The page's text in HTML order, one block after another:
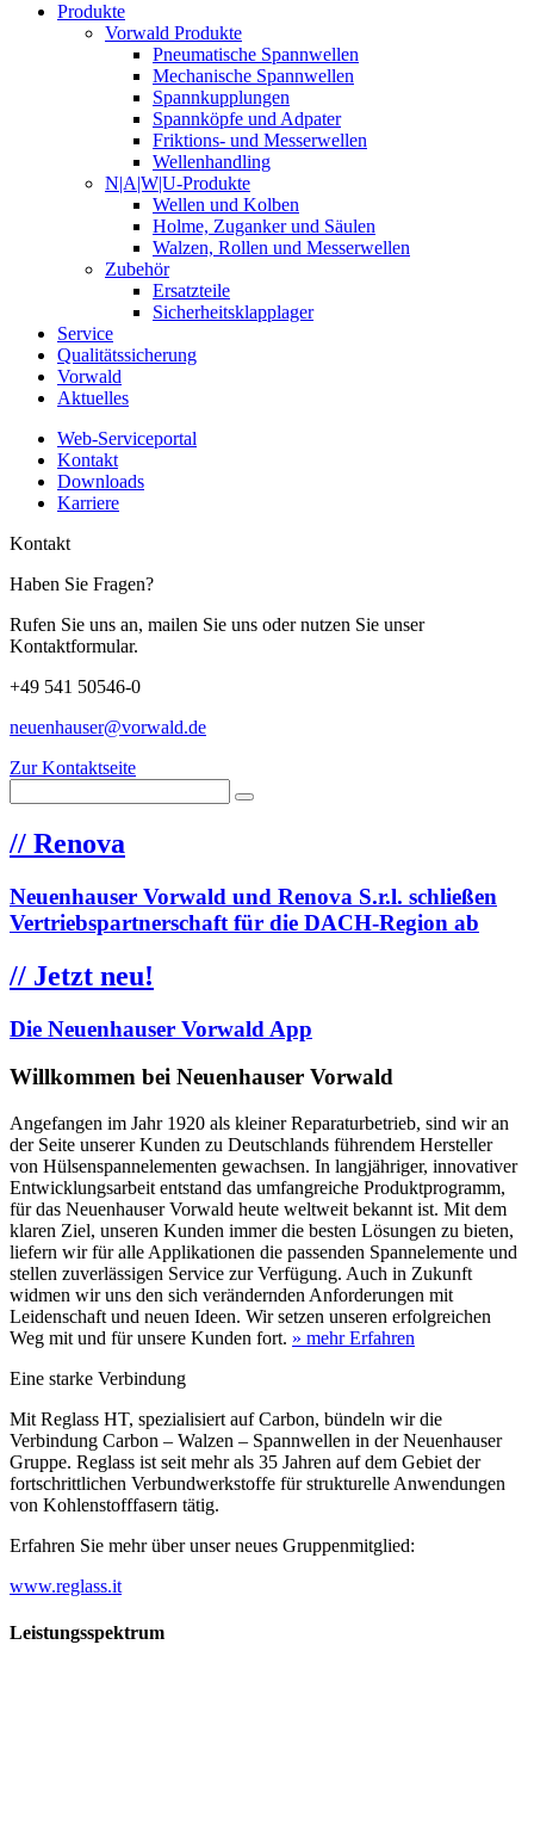
Produkte
Vorwald Produkte
Pneumatische Spannwellen
Mechanische Spannwellen
Spannkupplungen
Spannköpfe und Adpater
Friktions- und Messerwellen
Wellenhandling
N|A|W|U-Produkte
Wellen und Kolben
Holme, Zuganker und Säulen
Walzen, Rollen und Messerwellen
Zubehör
Ersatzteile
Sicherheitsklapplager
Service
Qualitätssicherung
Vorwald
Aktuelles
Web-Serviceportal
Kontakt
Downloads
Karriere
Kontakt
Haben Sie Fragen?
Rufen Sie uns an, mailen Sie uns oder nutzen Sie unser
Kontaktformular.
+49 541 50546-0
neuenhauser@vorwald.de
Zur Kontaktseite
// Renova
Neuenhauser Vorwald und Renova S.r.l. schließen
Vertriebspartnerschaft für die DACH-Region ab
// Jetzt neu!
Die Neuenhauser Vorwald App
Willkommen bei Neuenhauser Vorwald
Angefangen im Jahr 1920 als kleiner Reparaturbetrieb, sind wir an
der Seite unserer Kunden zu Deutschlands führendem Hersteller
von Hülsenspannelementen gewachsen. In langjähriger, innovativer
Entwicklungsarbeit entstand das umfangreiche Produktprogramm,
für das Neuenhauser Vorwald heute weltweit bekannt ist. Mit dem
klaren Ziel, unseren Kunden immer die besten Lösungen zu bieten,
liefern wir für alle Applikationen die passenden Spannelemente und
stellen zuverlässigen Service zur Verfügung. Auch in Zukunft
widmen wir uns den sich verändernden Anforderungen mit
Leidenschaft und neuen Ideen. Wir setzen unseren erfolgreichen
Weg mit und für unsere Kunden fort. » mehr Erfahren
Eine starke Verbindung
Mit Reglass HT, spezialisiert auf Carbon, bündeln wir die
Verbindung Carbon – Walzen – Spannwellen in der Neuenhauser
Gruppe. Reglass ist seit mehr als 35 Jahren auf dem Gebiet der
fortschrittlichen Verbundwerkstoffe für strukturelle Anwendungen
von Kohlenstofffasern tätig.
Erfahren Sie mehr über unser neues Gruppenmitglied:
www.reglass.it
Leistungsspektrum